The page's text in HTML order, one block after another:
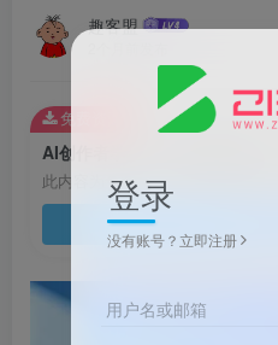
趣客盟
此内容为免费资源，请登录后查看
免费资源
登录
没有账号？立即注册
用户名或邮箱